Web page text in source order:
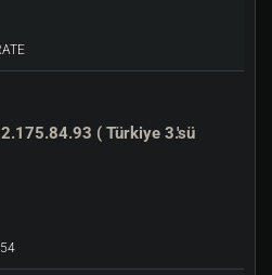
- blazen - merentz - velixa)
- Fanatic - Jushey - Chaox -
- MasqueradE)
- troublEEE - lurz - dejonx)
bilgi ve ödeme seçenekleri için
( Türkiye 3.'sü